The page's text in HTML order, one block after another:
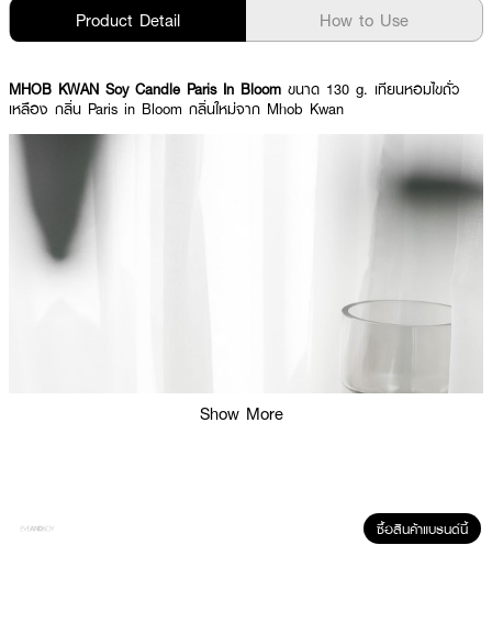
Product Detail How to Use
MHOB KWAN Soy Candle Paris In Bloom ขนาด 130 g. เทียนหอมไขถั่ว
เหลือง กลิ่น Paris in Bloom กลิ่นใหม่จาก Mhob Kwan
Show More
ซื้อสินค้าแบรนด์นี้